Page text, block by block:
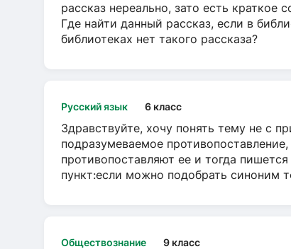
рассказ нереально, зато есть
Где найти данный рассказ, если в
библиотеках нет такого рассказа?
Русский язык 6 класс
Здравствуйте, хочу понять тему не с
подразумеваемое
противопоставляют ее и тогда
пункт:если можно подобрать синоним
Обществознание 9 класс